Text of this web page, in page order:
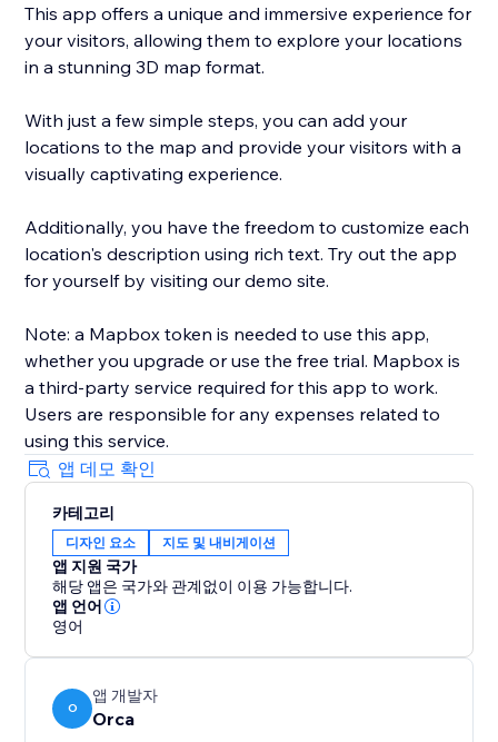
This app offers a unique and immersive experience for
your visitors, allowing them to explore your locations
in a stunning 3D map format.
With just a few simple steps, you can add your
locations to the map and provide your visitors with a
visually captivating experience.
Additionally, you have the freedom to customize each
location's description using rich text. Try out the app
for yourself by visiting our demo site.
Note: a Mapbox token is needed to use this app,
whether you upgrade or use the free trial. Mapbox is
a third-party service required for this app to work.
Users are responsible for any expenses related to
using this service.
앱 데모 확인
카테고리
디자인 요소 지도 및 내비게이션
앱 지원 국가
해당 앱은 국가와 관계없이 이용 가능합니다.
앱 언어
영어
O
앱 개발자
Orca